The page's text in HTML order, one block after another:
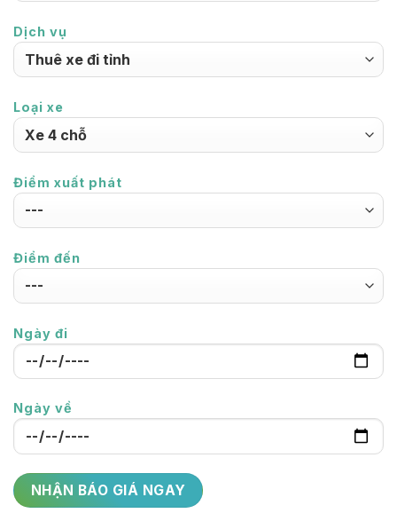
Dịch vụ
Loại xe
Điểm xuất phát
Điểm đến
Ngày đi
Ngày về